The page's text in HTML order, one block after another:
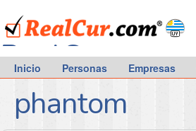
RealCur.com
Inicio Personas Empresas
phantom